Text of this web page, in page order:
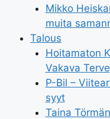
Mikko
muita
Talous
Hoitamaton
Vakava
P-Bil –
syyt
Taina